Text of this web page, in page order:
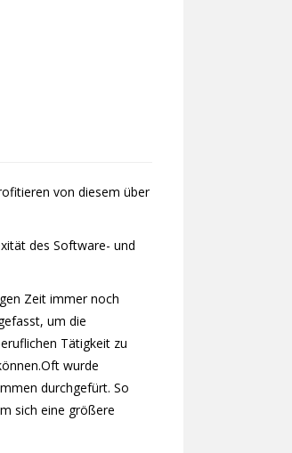
von diesem über
des Software- und
Zeit immer noch
um die
Tätigkeit zu
wurde
durchgefürt. So
sich eine größere